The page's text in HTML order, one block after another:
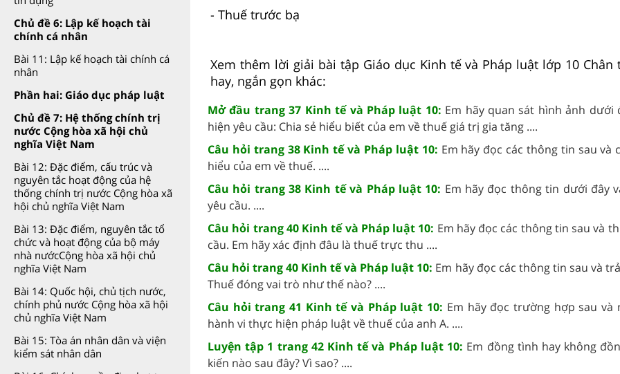
Chủ đề 6: Lập kế hoạch tài
chính cá nhân
Bài 11: Lập kế hoạch tài chính cá
nhân
Phần hai: Giáo dục pháp luật
Chủ đề 7: Hệ thống chính trị
nước Cộng hòa xã hội chủ
nghĩa Việt Nam
Bài 12: Đặc điểm, cấu trúc và
nguyên tắc hoạt động của hệ
thống chính trị nước Cộng hòa xã
hội chủ nghĩa Việt Nam
Bài 13: Đặc điểm, nguyên tắc tổ
chức và hoạt động của bộ máy
nhà nướcCộng hòa xã hội chủ
nghĩa Việt Nam
Bài 14: Quốc hội, chủ tịch nước,
chính phủ nước Cộng hòa xã hội
chủ nghĩa Việt Nam
Bài 15: Tòa án nhân dân và viện
kiểm sát nhân dân
- Thuế trước bạ
Xem thêm lời giải bài tập Giáo dục Kinh tế và Pháp luật lớp 10 Chân
hay, ngắn gọn khác:
Mở đầu trang 37 Kinh tế và Pháp luật 10: Em hãy quan sát hình ảnh dưới
hiện yêu cầu: Chia sẻ hiểu biết của em về thuế giá trị gia tăng ....
Câu hỏi trang 38 Kinh tế và Pháp luật 10: Em hãy đọc các thông tin sau và
hiểu của em về thuế. ....
Câu hỏi trang 38 Kinh tế và Pháp luật 10: Em hãy đọc thông tin dưới đây
yêu cầu. ....
Câu hỏi trang 40 Kinh tế và Pháp luật 10: Em hãy đọc các thông tin sau và
cầu. Em hãy xác định đâu là thuế trực thu ....
Câu hỏi trang 40 Kinh tế và Pháp luật 10: Em hãy đọc các thông tin sau và
Thuế đóng vai trò như thế nào? ....
Câu hỏi trang 41 Kinh tế và Pháp luật 10: Em hãy đọc trường hợp sau và
hành vi thực hiện pháp luật về thuế của anh A. ....
Luyện tập 1 trang 42 Kinh tế và Pháp luật 10: Em đồng tình hay không
kiến nào sau đây? Vì sao? ....